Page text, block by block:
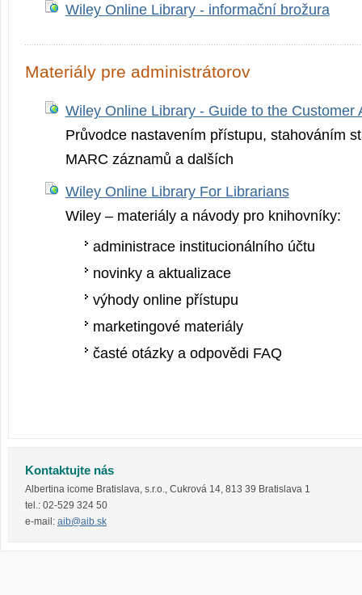
Wiley Online Library - informační brožura
Materiály pre administrátorov
Wiley Online Library - Guide to the Customer
Průvodce nastavením přístupu, stahováním
MARC záznamů a dalších
Wiley Online Library For Librarians
Wiley – materiály a návody pro knihovníky:
administrace institucionálního účtu
novinky a aktualizace
výhody online přístupu
marketingové materiály
časté otázky a odpovědi FAQ
Kontaktujte nás
Albertina icome Bratislava, s.r.o. Cukrová 14 813 39 Bratislava 1
tel.: 02-529 324 50
e-mail: aib@aib.sk